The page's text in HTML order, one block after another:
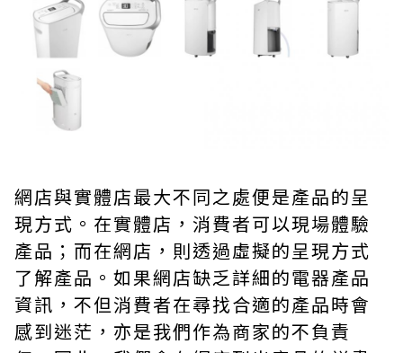
網店與實體店最大不同之處便是產品的呈
現方式。在實體店，消費者可以現場體驗
產品；而在網店，則透過虛擬的呈現方式
了解產品。如果網店缺乏詳細的電器產品
資訊，不但消費者在尋找合適的產品時會
感到迷茫，亦是我們作為商家的不負責